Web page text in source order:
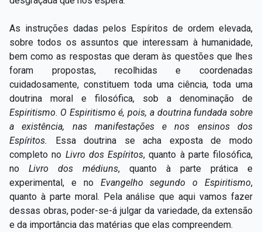
As instruções dadas pelos Espíritos de ordem elevada,
sobre todos os assuntos que interessam à humanidade,
bem como as respostas que deram às questões que lhes
foram propostas, recolhidas e coordenadas
cuidadosamente, constituem toda uma ciência, toda uma
doutrina moral e filosófica, sob a denominação de
Espiritismo. O Espiritismo é, pois, a doutrina fundada sobre
a existência, nas manifestações e nos ensinos dos
Espíritos.
Essa doutrina se acha exposta de modo
completo no Livro dos Espíritos, quanto à parte filosófica,
no Livro dos médiuns, quanto à parte prática e
experimental, e no Evangelho segundo o Espiritismo,
quanto à parte moral. Pela análise que aqui vamos fazer
dessas obras, poder-se-á julgar da variedade, da extensão
e da importância das matérias que elas compreendem.